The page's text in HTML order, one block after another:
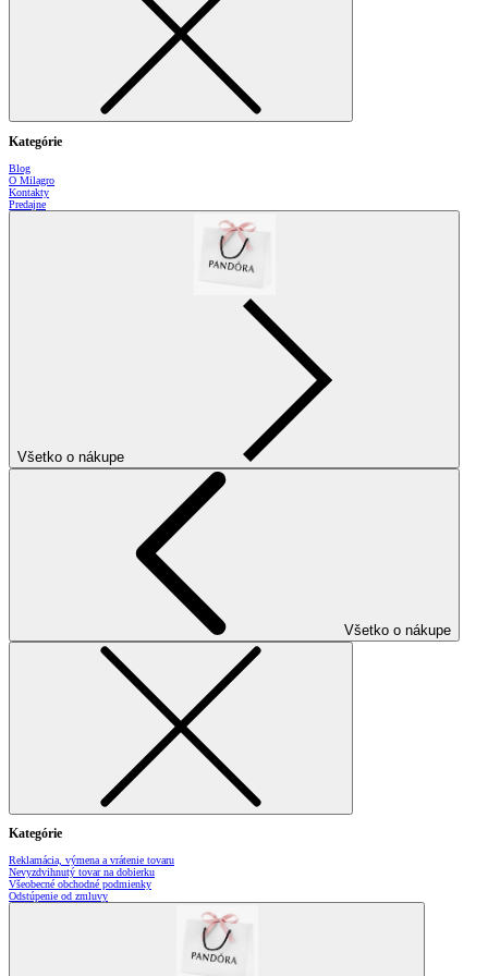
Kategórie
Blog
O Milagro
Kontakty
Predajne
Všetko o nákupe
Všetko o nákupe
Kategórie
Reklamácia, výmena a vrátenie tovaru
Nevyzdvihnutý tovar na dobierku
Všeobecné obchodné podmienky
Odstúpenie od zmluvy